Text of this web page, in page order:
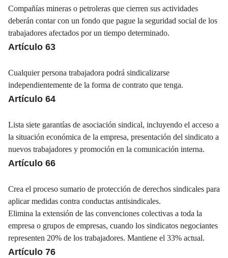
Compañías mineras o petroleras que cierren sus actividades
deberán contar con un fondo que pague la seguridad social de los
trabajadores afectados por un tiempo determinado.
Artículo 63
Cualquier persona trabajadora podrá sindicalizarse
independientemente de la forma de contrato que tenga.
Artículo 64
Lista siete garantías de asociación sindical, incluyendo el acceso a
la situación económica de la empresa, presentación del sindicato a
nuevos trabajadores y promoción en la comunicación interna.
Artículo 66
Crea el proceso sumario de protección de derechos sindicales para
aplicar medidas contra conductas antisindicales.
Elimina la extensión de las convenciones colectivas a toda la
empresa o grupos de empresas, cuando los sindicatos negociantes
representen 20% de los trabajadores. Mantiene el 33% actual.
Artículo 76